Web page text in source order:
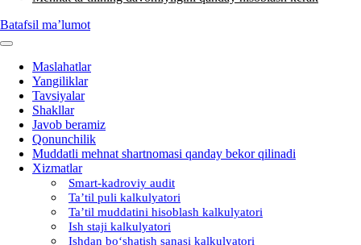
Batafsil ma’lumot
Maslahatlar
Yangiliklar
Tavsiyalar
Shakllar
Javob beramiz
Qonunchilik
Muddatli mehnat shartnomasi qanday bekor qilinadi
Xizmatlar
Smart-kadroviy audit
Ta’til puli kalkulyatori
Ta’til muddatini hisoblash kalkulyatori
Ish staji kalkulyatori
Ishdan boʻshatish sanasi kalkulyatori